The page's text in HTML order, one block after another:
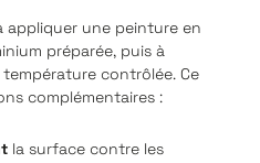
appliquer une peinture en
préparée, puis à
contrôlée. Ce
complémentaires :
la surface contre les